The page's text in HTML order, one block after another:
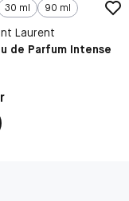
30 ml 90 ml
Laurent
de Parfum Intense
kr